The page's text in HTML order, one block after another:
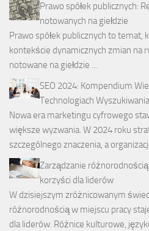
Prawo spółek publicznych:
notowanych na giełdzie
Prawo spółek publicznych to temat,
kontekście dynamicznych zmian na
notowane na giełdzie …
SEO 2024: Kompendium
Technologiach
Nowa era marketingu cyfrowego
większe wyzwania. W 2024 roku
szczególnego znaczenia, a
Zarządzanie
korzyści dla liderów
W dzisiejszym zróżnicowanym
różnorodnością w miejscu pracy
dla liderów. Różnice kulturowe,